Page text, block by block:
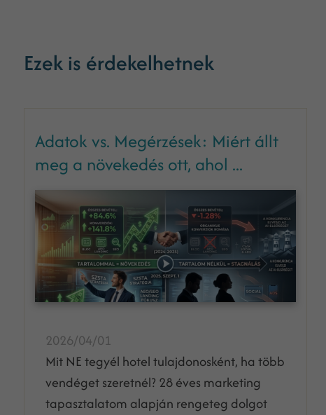
Ezek is érdekelhetnek
Adatok vs. Megérzések: Miért állt
meg a növekedés ott, ahol ...
2026/04/01
Mit NE tegyél hotel tulajdonosként, ha több
vendéget szeretnél? 28 éves marketing
tapasztalatom alapján rengeteg dolgot